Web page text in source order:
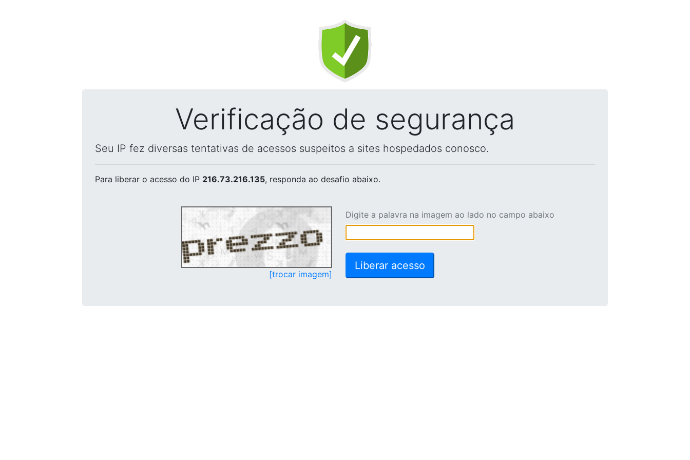
Verificação de segurança
Seu IP fez diversas tentativas de acessos suspeitos a sites hospedados conosco.
Para liberar o acesso do IP 216.73.216.135, responda ao desafio abaixo.
[trocar imagem]
Digite a palavra na imagem ao lado no campo abaixo